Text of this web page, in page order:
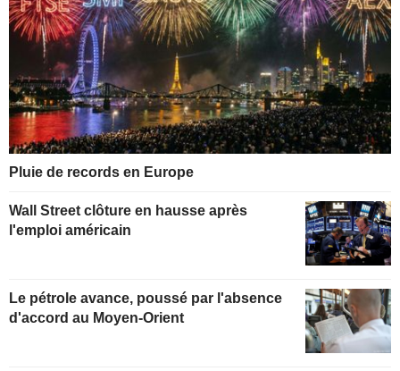
Pluie de records en Europe
Wall Street clôture en hausse après
l'emploi américain
Le pétrole avance, poussé par l'absence
d'accord au Moyen-Orient